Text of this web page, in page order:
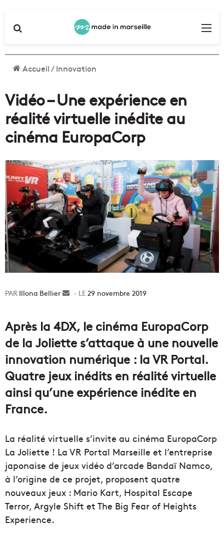
Accueil/Innovation
Vidéo – Une expérience en
réalité virtuelle inédite au
cinéma EuropaCorp
Illona Bellier
Envoyer29 novembre 2019
Après la 4DX, le cinéma EuropaCorp
de la Joliette s’attaque à une nouvelle
innovation numérique : la VR Portal.
Quatre jeux inédits en réalité virtuelle
ainsi qu’une expérience inédite en
France.
La réalité virtuelle s’invite au cinéma EuropaCorp
La Joliette ! La VR Portal Marseille et l’entreprise
japonaise de jeux vidéo d’arcade Bandaï Namco,
à l’origine de ce projet, proposent quatre
nouveaux jeux : Mario Kart, Hospital Escape
Terror, Argyle Shift et The Big Fear of Heights
Experience.